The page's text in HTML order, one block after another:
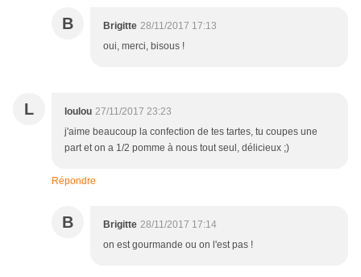
B Brigitte 28/11/2017 17:13
oui, merci, bisous !
L loulou 27/11/2017 23:23
j'aime beaucoup la confection de tes tartes, tu coupes une
part et on a 1/2 pomme à nous tout seul, délicieux ;)
Répondre
B Brigitte 28/11/2017 17:14
on est gourmande ou on l'est pas !